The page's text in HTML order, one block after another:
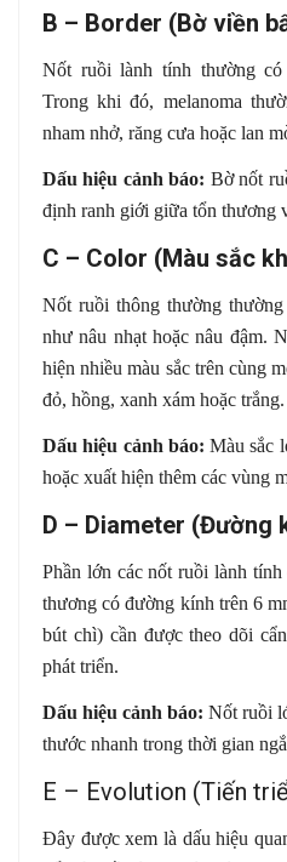
B – Border (Bờ viền
Nốt ruồi lành tính thường
Trong khi đó, melanoma
nham nhở, răng cưa hoặc lan
Dấu hiệu cảnh báo: Bờ nốt
định ranh giới giữa tổn thương
C – Color (Màu sắc
Nốt ruồi thông thường
như nâu nhạt hoặc nâu đậm.
hiện nhiều màu sắc trên cùng
đỏ, hồng, xanh xám hoặc trắng.
Dấu hiệu cảnh báo: Màu sắc
hoặc xuất hiện thêm các vùng
D – Diameter (Đường
Phần lớn các nốt ruồi lành
thương có đường kính trên 6
bút chì) cần được theo dõi
phát triển.
Dấu hiệu cảnh báo: Nốt ruồi
thước nhanh trong thời gian
E – Evolution (Tiến
Đây được xem là dấu hiệu